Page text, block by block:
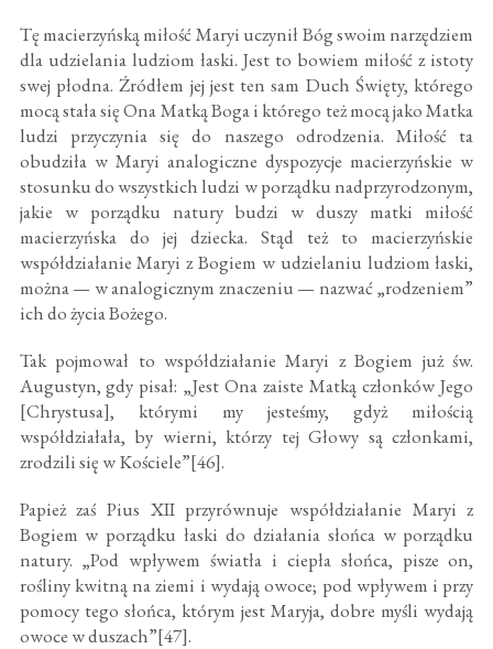
Tę macierzyńską miłość Maryi uczynił Bóg swoim narzędziem
dla udzielania ludziom łaski. Jest to bowiem miłość z istoty
swej płodna. Źródłem jej jest ten sam Duch Święty, którego
mocą stała się Ona Matką Boga i którego też mocą jako Matka
ludzi przyczynia się do naszego odrodzenia. Miłość ta
obudziła w Maryi analogiczne dyspozycje macierzyńskie w
stosunku do wszystkich ludzi w porządku nadprzyrodzonym,
jakie w porządku natury budzi w duszy matki miłość
macierzyńska do jej dziecka. Stąd też to macierzyńskie
współdziałanie Maryi z Bogiem w udzielaniu ludziom łaski,
można — w analogicznym znaczeniu — nazwać „rodzeniem”
ich do życia Bożego.
Tak pojmował to współdziałanie Maryi z Bogiem już św.
Augustyn, gdy pisał: „Jest Ona zaiste Matką członków Jego
[Chrystusa], którymi my jesteśmy, gdyż miłością
współdziałała, by wierni, którzy tej Głowy są członkami,
zrodzili się w Kościele”[46].
Papież zaś Pius XII przyrównuje współdziałanie Maryi z
Bogiem w porządku łaski do działania słońca w porządku
natury. „Pod wpływem światła i ciepła słońca, pisze on,
rośliny kwitną na ziemi i wydają owoce; pod wpływem i przy
pomocy tego słońca, którym jest Maryja, dobre myśli wydają
owoce w duszach”[47].